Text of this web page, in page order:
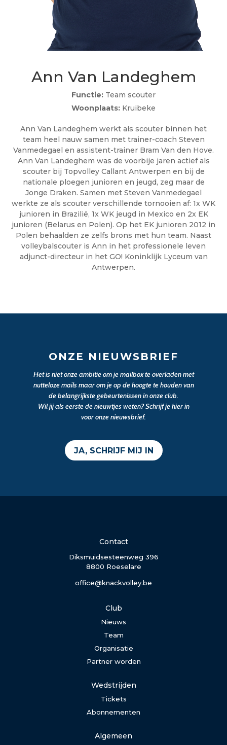
Ann Van Landeghem
Functie: Team scouter
Woonplaats: Kruibeke
Ann Van Landeghem werkt als scouter binnen het
team heel nauw samen met trainer-coach Steven
Vanmedegael en assistent-trainer Bram Van den Hove.
Ann Van Landeghem was de voorbije jaren actief als
scouter bij Topvolley Callant Antwerpen en bij de
nationale ploegen junioren en jeugd, zeg maar de
Jonge Draken. Samen met Steven Vanmedegael
werkte ze als scouter verschillende tornooien af: 1x WK
junioren in Brazilië, 1x WK jeugd in Mexico en 2x EK
junioren (Belarus en Polen). Op het EK junioren 2012 in
Polen behaalden ze zelfs brons met hun team. Naast
volleybalscouter is Ann in het professionele leven
adjunct-directeur in het GO! Koninklijk Lyceum van
Antwerpen.
ONZE NIEUWSBRIEF
Het is niet onze ambitie om je mailbox te overladen met
nutteloze mails maar om je op de hoogte te houden van
de belangrijkste gebeurtenissen in onze club.
Wil jij als eerste de nieuwtjes weten? Schrijf je hier in
voor onze nieuwsbrief.
JA, SCHRIJF MIJ IN
Contact
Diksmuidsesteenweg 396
8800 Roeselare
office@knackvolley.be
Club
Nieuws
Team
Organisatie
Partner worden
Wedstrijden
Tickets
Abonnementen
Algemeen